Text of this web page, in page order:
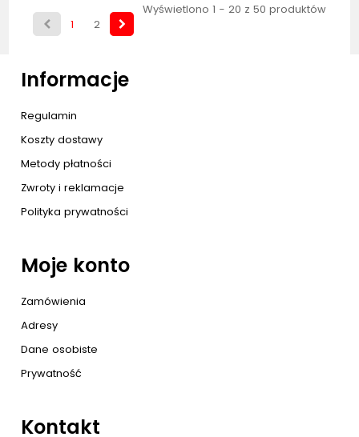
1 2
Wyświetlono 1 - 20 z 50 produktów
Informacje
Regulamin
Koszty dostawy
Metody płatności
Zwroty i reklamacje
Polityka prywatności
Moje konto
Zamówienia
Adresy
Dane osobiste
Prywatność
Kontakt